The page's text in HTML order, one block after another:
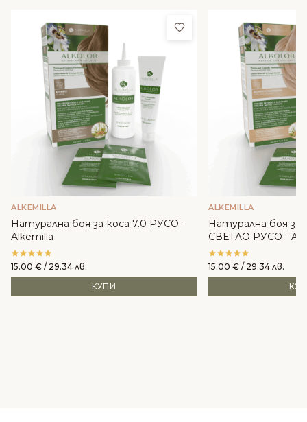
Добави в любими
ALKEMILLA
Натурална боя за коса 7.0 РУСО -
Alkemilla
15.00 € / 29.34 лв.
КУПИ
ALKEMILLA
Натурална боя
СВЕТЛО РУСО -
15.00 € / 29.34 лв.